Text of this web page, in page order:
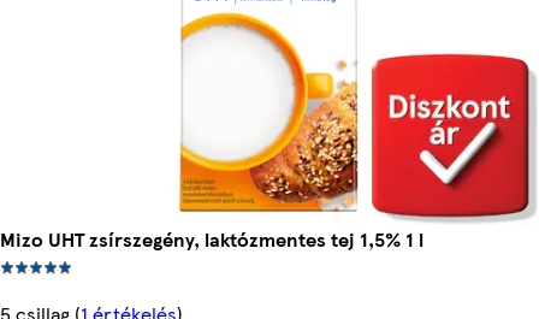
Mizo UHT zsírszegény, laktózmentes tej 1,5% 1 l